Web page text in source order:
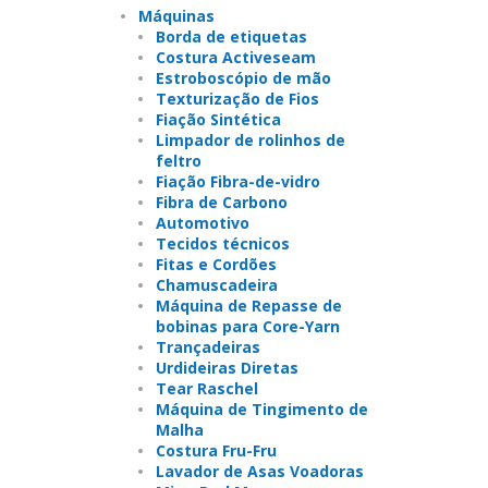
Máquinas
Borda de etiquetas
Costura Activeseam
Estroboscópio de mão
Texturização de Fios
Fiação Sintética
Limpador de rolinhos de
feltro
Fiação Fibra-de-vidro
Fibra de Carbono
Automotivo
Tecidos técnicos
Fitas e Cordões
Chamuscadeira
Máquina de Repasse de
bobinas para Core-Yarn
Trançadeiras
Urdideiras Diretas
Tear Raschel
Máquina de Tingimento de
Malha
Costura Fru-Fru
Lavador de Asas Voadoras